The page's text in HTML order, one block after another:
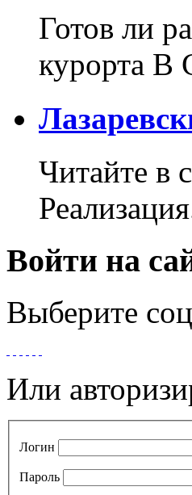
Готов ли
курорта В
Читайте в
Войти на
Выберите
Или
Логин
Пароль